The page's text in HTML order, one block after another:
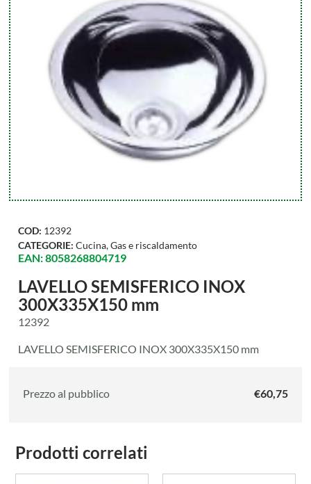
COD: 12392
CATEGORIE: Cucina,Gas e riscaldamento
EAN: 8058268804719
LAVELLO SEMISFERICO INOX
300X335X150 mm
12392
LAVELLO SEMISFERICO INOX 300X335X150 mm
Prezzo al pubblico €60,75
Prodotti correlati